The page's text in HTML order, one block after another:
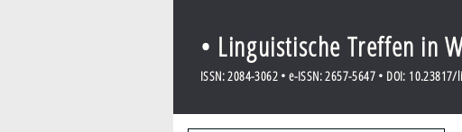
• Linguistische Treffen in
ISSN: 2084-3062 • e-ISSN: 2657-5647 • DOI: